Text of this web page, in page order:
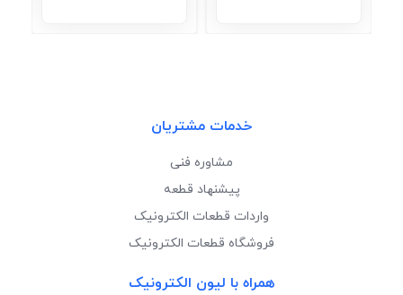
خدمات مشتریان
مشاوره فنی
پیشنهاد قطعه
واردات قطعات الکترونیک
فروشگاه قطعات الکترونیک
همراه با لیون الکترونیک